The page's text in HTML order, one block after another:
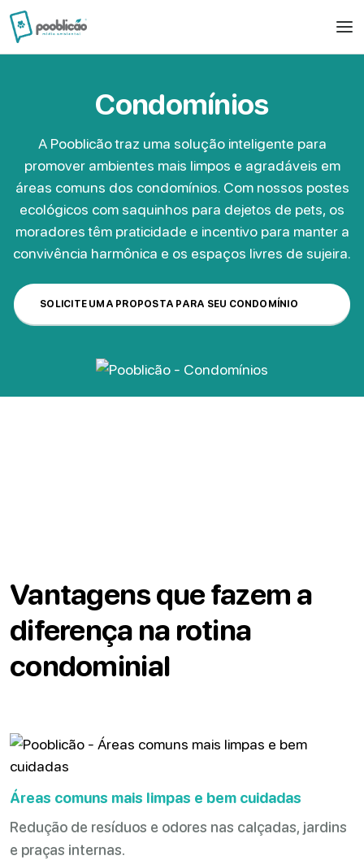
Condomínios
A Pooblicão traz uma solução inteligente para
promover ambientes mais limpos e agradáveis em
áreas comuns dos condomínios. Com nossos postes
ecológicos com saquinhos para dejetos de pets, os
moradores têm praticidade e incentivo para manter a
convivência harmônica e os espaços livres de sujeira.
SOLICITE UMA PROPOSTA PARA SEU CONDOMÍNIO
Vantagens que fazem a
diferença na rotina
condominial
Áreas comuns mais limpas e bem cuidadas
Redução de resíduos e odores nas calçadas, jardins
e praças internas.